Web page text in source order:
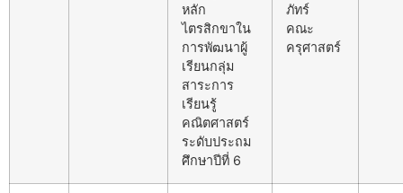
หลัก
ไตรสิกขาใน
การพัฒนาผู้
เรียนกลุ่ม
สาระการ
เรียนรู้
คณิตศาสตร์
ระดับประถม
ศึกษาปีที่ 6
ภัทร์
คณะ
ครุศาสตร์